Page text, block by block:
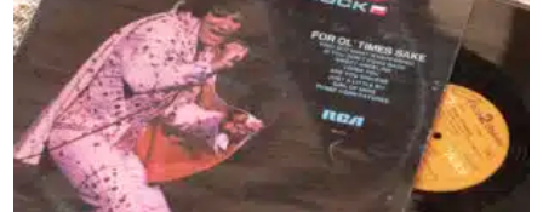
AJOUTER AU PANIER